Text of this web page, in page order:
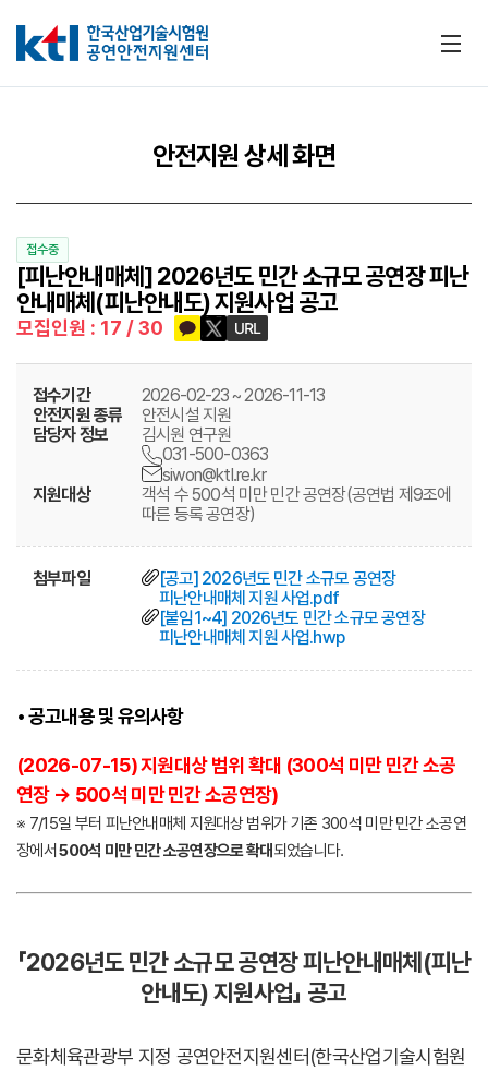
메뉴
안전지원 상세 화면
[피난안내매체] 2026년도 민간 소규모 공연장 피난
안내매체(피난안내도) 지원사업 공고
접수중
모집인원 : 17 / 30 카카오톡 공유하기
트위터 공유하기
URL 공유하기
접수기간
2026-02-23 ~ 2026-11-13
안전지원 종류
안전시설 지원
담당자 정보
김시원 연구원
031-500-0363
siwon@ktl.re.kr
지원대상
객석 수 500석 미만 민간 공연장(공연법 제9조에
따른 등록 공연장)
첨부파일
[공고] 2026년도 민간 소규모 공연장
피난안내매체 지원 사업.pdf
[붙임1~4] 2026년도 민간 소규모 공연장
피난안내매체 지원 사업.hwp
• 공고내용 및 유의사항
(2026-07-15) 지원대상 범위 확대 (300석 미만 민간 소공
연장 → 500석 미만 민간 소공연장)
※ 7/15일 부터 피난안내매체 지원대상 범위가 기존 300석 미만 민간 소공연
장에서 500석 미만 민간 소공연장으로 확대되었습니다.
「2026년도 민간 소규모 공연장 피난안내매체(피난
안내도) 지원사업」 공고
문화체육관광부 지정 공연안전지원센터(한국산업기술시험원